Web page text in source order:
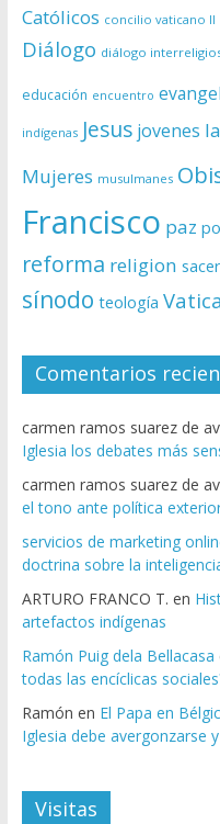
Católicos concilio vaticano II
Diálogo diálogo
educación encuentro
indígenas Jesus jovenes
Mujeres musulmanes
Francisco paz
reforma religion
sínodo teología
Comentarios
carmen ramos suarez de
Iglesia los debates más
carmen ramos suarez de
el tono ante política
servicios de marketing
doctrina sobre la
ARTURO FRANCO T. en
artefactos indígenas
Ramón Puig dela Bellacasa
todas las encíclicas
Ramón en El Papa en
Iglesia debe avergonzarse
Visitas